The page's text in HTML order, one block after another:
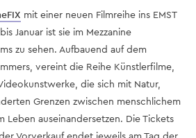
mit einer neuen Filmreihe ins EMST
Januar ist sie im Mezzanine
zu sehen. Aufbauend auf dem
vereint die Reihe Künstlerfilme,
die sich mit Natur,
Grenzen zwischen menschlichem
Leben auseinandersetzen. Die Tickets